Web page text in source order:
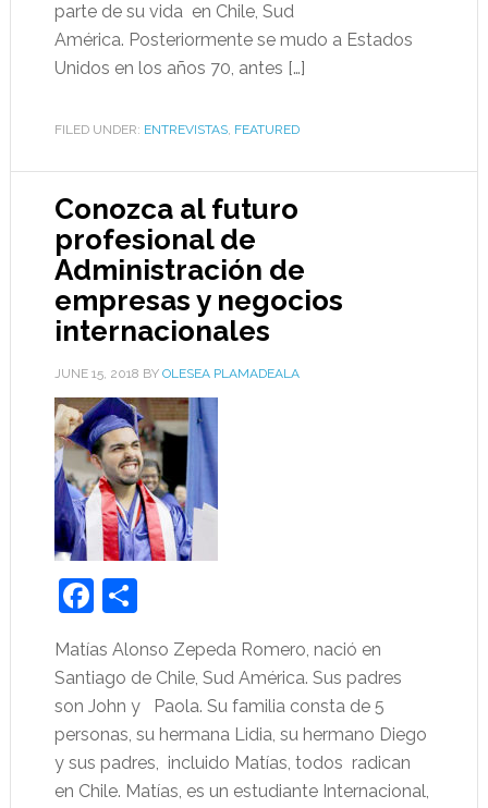
parte de su vida en Chile, Sud
América. Posteriormente se mudo a Estados
Unidos en los años 70, antes […]
FILED UNDER: ENTREVISTAS, FEATURED
Conozca al futuro
profesional de
Administración de
empresas y negocios
internacionales
JUNE 15, 2018 BY OLESEA PLAMADEALA
Facebook
Share
Matías Alonso Zepeda Romero, nació en
Santiago de Chile, Sud América. Sus padres
son John y Paola. Su familia consta de 5
personas, su hermana Lidia, su hermano Diego
y sus padres, incluido Matías, todos radican
en Chile. Matías, es un estudiante Internacional,